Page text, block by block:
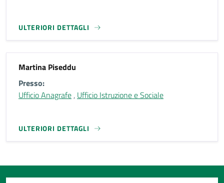
ULTERIORI DETTAGLI
Martina Piseddu
Presso:
Ufficio Anagrafe , Ufficio Istruzione e Sociale
ULTERIORI DETTAGLI